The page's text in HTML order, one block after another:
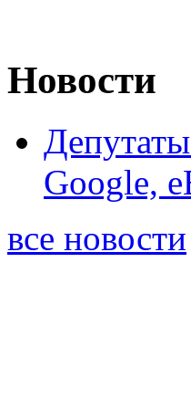
Новости
Google,
все новости